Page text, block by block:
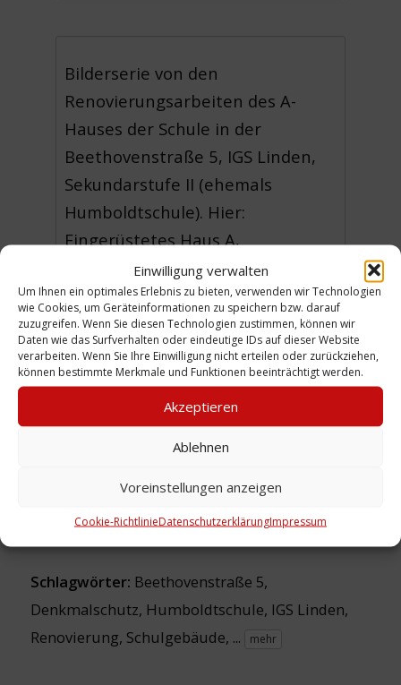
Einwilligung verwalten
Um Ihnen ein optimales Erlebnis zu bieten, verwenden wir Technologien
wie Cookies, um Geräteinformationen zu speichern bzw. darauf
zuzugreifen. Wenn Sie diesen Technologien zustimmen, können wir
Daten wie das Surfverhalten oder eindeutige IDs auf dieser Website
verarbeiten. Wenn Sie Ihre Einwilligung nicht erteilen oder zurückziehen,
können bestimmte Merkmale und Funktionen beeinträchtigt werden.
Akzeptieren
Ablehnen
Voreinstellungen anzeigen
Cookie-RichtlinieDatenschutzerklärungImpressum
Bilderserie von den
Renovierungsarbeiten des A-
Hauses der Schule in der
Beethovenstraße 5, IGS Linden,
Sekundarstufe II (ehemals
Humboldtschule). Hier:
Eingerüstetes Haus A,
Dachabdeckung mit Folie. (WE)
Urheber: Walther Engel
Lizenz:CC-BY
Engel / Franke
Zeitliche Einordnung: 19.04.2008
Schlagwörter: Beethovenstraße 5,
Denkmalschutz, Humboldtschule, IGS Linden,
Renovierung, Schulgebäude, ... mehr